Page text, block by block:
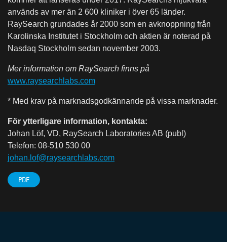
används av mer än 2 600 kliniker i över 65 länder.
RaySearch grundades år 2000 som en avknoppning från
Karolinska Institutet i Stockholm och aktien är noterad på
Nasdaq Stockholm sedan november 2003.
Mer information om RaySearch finns på
www.raysearchlabs.com
* Med krav på marknadsgodkännande på vissa marknader.
För ytterligare information, kontakta:
Johan Löf, VD, RaySearch Laboratories AB (publ)
Telefon: 08-510 530 00
johan.lof@raysearchlabs.com
PDF